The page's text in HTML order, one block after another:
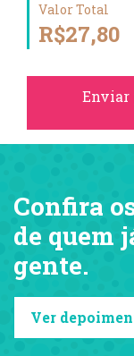
Valor Total
R$27,80
Enviar
Confira
de quem
gente.
Ver